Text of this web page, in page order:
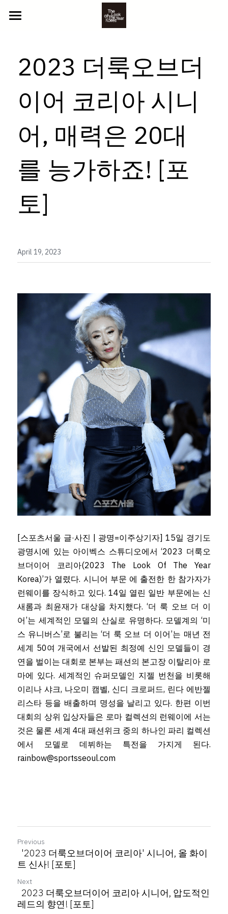
2025 참가자
BEYOND
CLASSIC
CONTACT
GALLERY
VIDEO
참가 신청
2023 더룩오브더
이어 코리아 시니
어, 매력은 20대
를 능가하죠! [포
토]
April 19, 2023
[스포츠서울 글·사진 | 광명=이주상기자] 15일 경기도
광명시에 있는 아이벡스 스튜디오에서 ‘2023 더룩오
브더이어 코리아(2023 The Look Of The Year
Korea)’가 열렸다. 시니어 부문 에 출전한 한 참가자가
런웨이를 장식하고 있다. 14일 열린 일반 부문에는 신
새롬과 최윤재가 대상을 차지했다. ‘더 룩 오브 더 이
어’는 세계적인 모델의 산실로 유명하다. 모델계의 ‘미
스 유니버스’로 불리는 ‘더 룩 오브 더 이어’는 매년 전
세계 50여 개국에서 선발된 최정예 신인 모델들이 경
연을 벌이는 대회로 본부는 패션의 본고장 이탈리아 로
마에 있다. 세계적인 슈퍼모델인 지젤 번천을 비롯해
이리나 샤크, 나오미 캠벨, 신디 크로퍼드, 린다 에반젤
리스타 등을 배출하며 명성을 날리고 있다. 한편 이번
대회의 상위 입상자들은 로마 컬렉션의 런웨이에 서는
것은 물론 세계 4대 패션위크 중의 하나인 파리 컬렉션
에서 모델로 데뷔하는 특전을 가지게 된다.
rainbow@sportsseoul.com
Previous
'2023 더룩오브더이어 코리아' 시니어, 올 화이
트 신사! [포토]
Next
2023 더룩오브더이어 코리아 시니어, 압도적인
레드의 향연! [포토]